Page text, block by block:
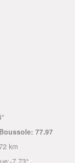
77.97
km
-7.73°